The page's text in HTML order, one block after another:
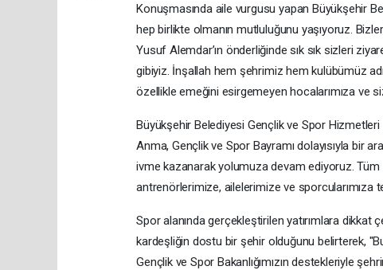
Konuşmasında aile vurgusu yapan Büyükşehir
hep birlikte olmanın mutluluğunu yaşıyoruz.
Yusuf Alemdar’ın önderliğinde sık sık sizleri
gibiyiz. İnşallah hem şehrimiz hem kulübümüz
özellikle emeğini esirgemeyen hocalarımıza ve
Büyükşehir Belediyesi Gençlik ve Spor Hizmetleri
Anma, Gençlik ve Spor Bayramı dolayısıyla bir
ivme kazanarak yolumuza devam ediyoruz. Tüm
antrenörlerimize, ailelerimize ve sporcularımıza
Spor alanında gerçekleştirilen yatırımlara dikkat
kardeşliğin dostu bir şehir olduğunu belirterek,
Gençlik ve Spor Bakanlığımızın destekleriyle